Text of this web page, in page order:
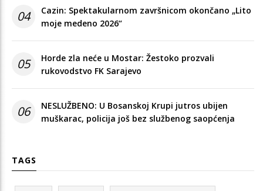
04
Cazin: Spektakularnom završnicom okončano „Lito
moje medeno 2026“
05
Horde zla neće u Mostar: Žestoko prozvali
rukovodstvo FK Sarajevo
06
NESLUŽBENO: U Bosanskoj Krupi jutros ubijen
muškarac, policija još bez službenog saopćenja
TAGS